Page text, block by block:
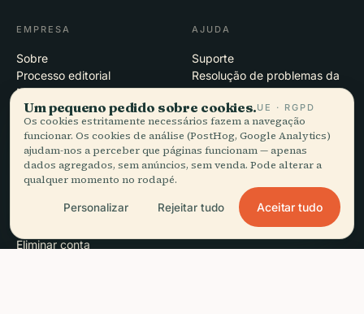
EMPRESA
Sobre
Processo editorial
Missão
AJUDA
Suporte
Resolução de problemas da
app
Contacto
Seja nosso parceiro
JURÍDICO
Eliminar conta
Um pequeno pedido sobre cookies.UE · RGPD
Os cookies estritamente necessários fazem a navegação
funcionar. Os cookies de análise (PostHog, Google Analytics)
ajudam-nos a perceber que páginas funcionam — apenas
dados agregados, sem anúncios, sem venda. Pode alterar a
qualquer momento no rodapé.
Personalizar Rejeitar tudo Aceitar tudo